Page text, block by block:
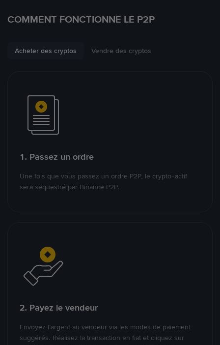
COMMENT FONCTIONNE LE P2P
Acheter des cryptos Vendre des cryptos
1. Passez un ordre
Une fois que vous passez un ordre P2P, le crypto-actif
sera séquestré par Binance P2P.
2. Payez le vendeur
Envoyez l’argent au vendeur via les modes de paiement
suggérés. Réalisez la transaction en fiat et cliquez sur